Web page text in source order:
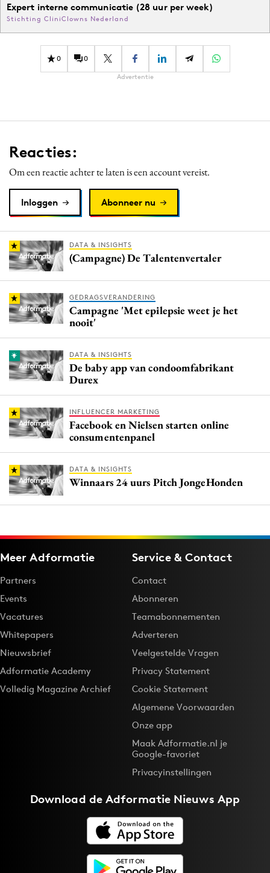
Expert interne communicatie (28 uur per week)
Stichting CliniClowns Nederland
0 0
Advertentie
Reacties:
Om een reactie achter te laten is een account vereist.
Inloggen Abonneer nu
DATA & INSIGHTS
(Campagne) De Talentenvertaler
GEDRAGSVERANDERING
Campagne 'Met epilepsie weet je het
nooit'
DATA & INSIGHTS
De baby app van condoomfabrikant
Durex
INFLUENCER MARKETING
Facebook en Nielsen starten online
consumentenpanel
DATA & INSIGHTS
Winnaars 24 uurs Pitch JongeHonden
Meer Adformatie
Partners
Events
Vacatures
Whitepapers
Nieuwsbrief
Adformatie Academy
Volledig Magazine Archief
Service & Contact
Contact
Abonneren
Teamabonnementen
Adverteren
Veelgestelde Vragen
Privacy Statement
Cookie Statement
Algemene Voorwaarden
Onze app
Maak Adformatie.nl je
Google-favoriet
Privacyinstellingen
Download deAdformatie Nieuws App